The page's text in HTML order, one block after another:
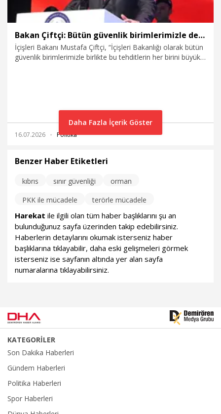
Bakan Çiftçi: Bütün güvenlik birimlerimizle devletimizin güvenliği, milletimizin huzuru için teyakkuzdayız
İçişleri Bakanı Mustafa Çiftçi, “İçişleri Bakanlığı olarak bütün
güvenlik birimlerimizle birlikte bu tehditlerin her birini büyük
16.07.2026 Politika
Daha Fazla İçerik Göster
Benzer Haber Etiketleri
kıbrıs sınır güvenliği
orman
PKK ile mücadele
terörle mücadele
Harekat ile ilgili olan tüm haber başlıklarını şu an
bulunduğunuz sayfa üzerinden takip edebilirsiniz.
Haberlerin detaylarını okumak isterseniz haber
başlıklarına tıklayabilir, daha eski gelişmeleri görmek
isterseniz ise sayfanın altında yer alan sayfa
numaralarına tıklayabilirsiniz.
KATEGORİLER
Son Dakika Haberleri
Gündem Haberleri
Politika Haberleri
Spor Haberleri